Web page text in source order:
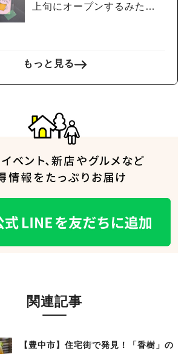
上旬にオープンするみた
もっと見る
関連記事
【豊中市】住宅街で発見！「香樹」の